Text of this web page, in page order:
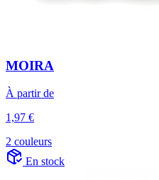
MOIRA
À partir de
1,97 €
2 couleurs
En stock